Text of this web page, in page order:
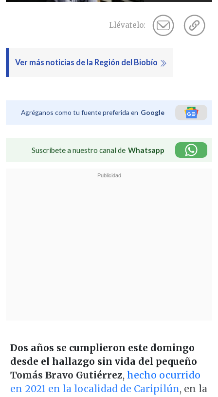
Llévatelo:
Ver más noticias de la Región del Biobío
Agréganos como tu fuente preferida en Google
Suscríbete a nuestro canal de Whatsapp
Dos años se cumplieron este domingo
desde el hallazgo sin vida del pequeño
Tomás Bravo Gutiérrez, hecho ocurrido
en 2021 en la localidad de Caripilún, en la